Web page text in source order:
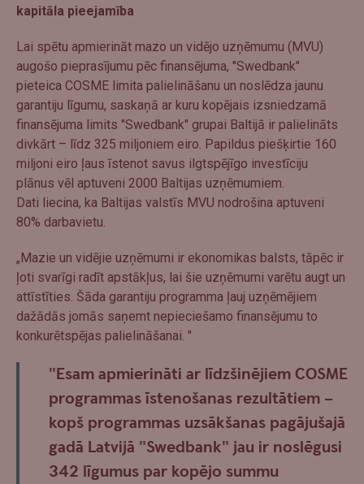
kapitāla pieejamība
Lai spētu apmierināt mazo un vidējo uzņēmumu (MVU)
augošo pieprasījumu pēc finansējuma, "Swedbank"
pieteica COSME limita palielināšanu un noslēdza jaunu
garantiju līgumu, saskaņā ar kuru kopējais izsniedzamā
finansējuma limits "Swedbank" grupai Baltijā ir palielināts
divkārt – līdz 325 miljoniem eiro. Papildus piešķirtie 160
miljoni eiro ļaus īstenot savus ilgtspējīgo investīciju
plānus vēl aptuveni 2000 Baltijas uzņēmumiem.
Dati liecina, ka Baltijas valstīs MVU nodrošina aptuveni
80% darbavietu.
„Mazie un vidējie uzņēmumi ir ekonomikas balsts, tāpēc ir
ļoti svarīgi radīt apstākļus, lai šie uzņēmumi varētu augt un
attīstīties. Šāda garantiju programma ļauj uzņēmējiem
dažādās jomās saņemt nepieciešamo finansējumu to
konkurētspējas palielināšanai. "
"Esam apmierināti ar līdzšinējiem COSME
programmas īstenošanas rezultātiem –
kopš programmas uzsākšanas pagājušajā
gadā Latvijā "Swedbank" jau ir noslēgusi
342 līgumus par kopējo summu